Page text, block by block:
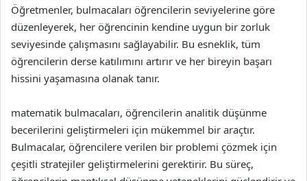
Öğretmenler, bulmacaları öğrencilerin seviyelerine göre
düzenleyerek, her öğrencinin kendine uygun bir zorluk
seviyesinde çalışmasını sağlayabilir. Bu esneklik, tüm
öğrencilerin derse katılımını artırır ve her bireyin başarı
hissini yaşamasına olanak tanır.
matematik bulmacaları, öğrencilerin analitik düşünme
becerilerini geliştirmeleri için mükemmel bir araçtır.
Bulmacalar, öğrencilere verilen bir problemi çözmek için
çeşitli stratejiler geliştirmelerini gerektirir. Bu süreç,